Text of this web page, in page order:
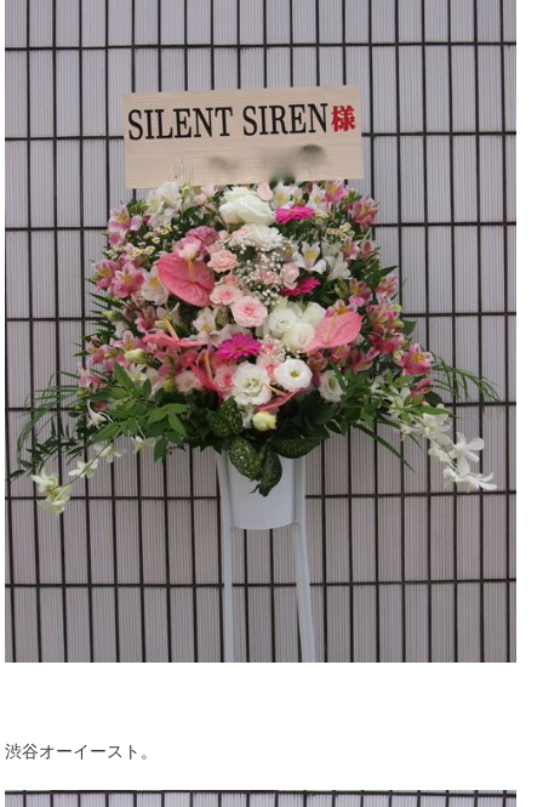
渋谷オーイースト。